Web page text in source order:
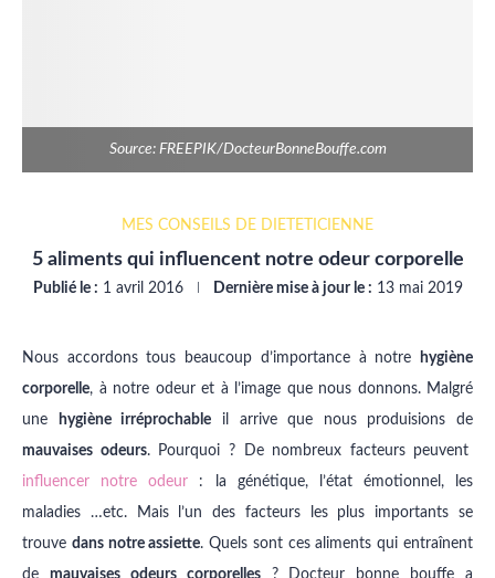
Source: FREEPIK/DocteurBonneBouffe.com
MES CONSEILS DE DIÉTÉTICIENNE
5 aliments qui influencent notre odeur corporelle
Publié le : 1 avril 2016 Dernière mise à jour le : 13 mai 2019
Nous accordons tous beaucoup d’importance à notre
hygiène
corporelle, à notre odeur et à l’image que nous donnons. Malgré
une
hygiène irréprochable il arrive que nous produisions de
mauvaises odeurs. Pourquoi ? De nombreux facteurs peuvent
influencer notre odeur : la génétique, l’état émotionnel, les
maladies …etc. Mais l’un des facteurs les plus importants se
trouve dans notre assiette. Quels sont ces aliments qui entraînent
de mauvaises odeurs corporelles? Docteur bonne bouffe a